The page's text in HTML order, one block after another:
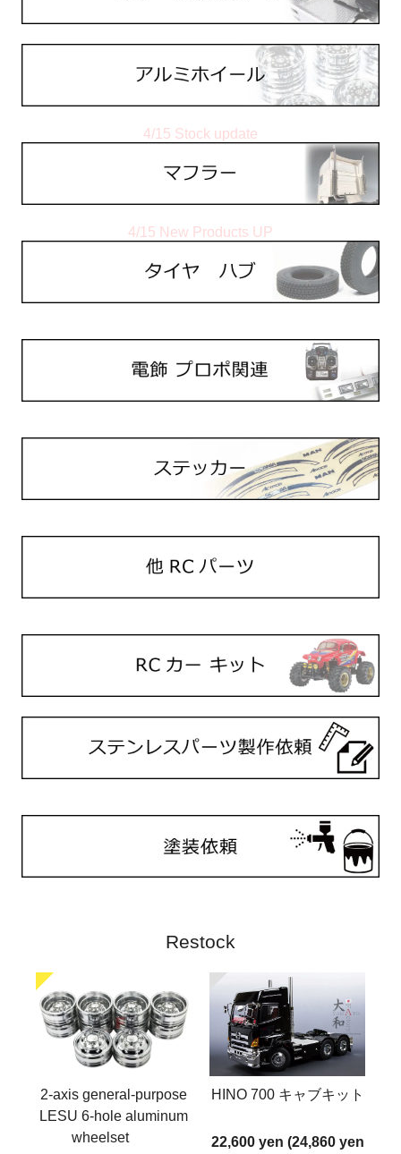
4/15 Stock update
4/15 New Products UP
Restock
2-axis general-purpose
LESU 6-hole aluminum
wheelset
HINO 700 キャブキット
22,600 yen (24,860 yen